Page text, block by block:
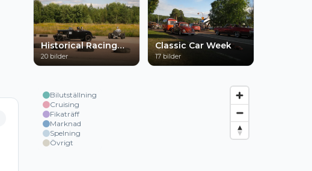
Historical Racing
Grängesberg
20 bilder
Classic Car Week
17 bilder
Bilutställning
Cruising
Fikaträff
Marknad
Spelning
Övrigt